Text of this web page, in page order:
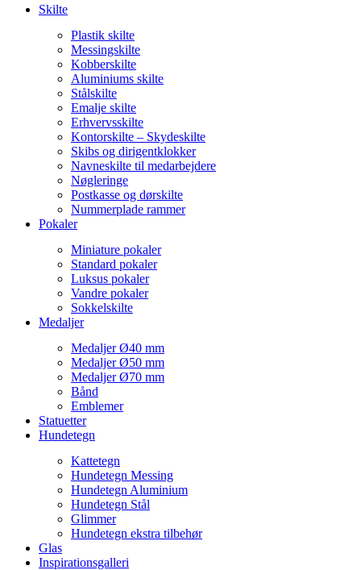
Skilte
Plastik skilte
Messingskilte
Kobberskilte
Aluminiums skilte
Stålskilte
Emalje skilte
Erhvervsskilte
Kontorskilte – Skydeskilte
Skibs og dirigentklokker
Navneskilte til medarbejdere
Nøgleringe
Postkasse og dørskilte
Nummerplade rammer
Pokaler
Miniature pokaler
Standard pokaler
Luksus pokaler
Vandre pokaler
Sokkelskilte
Medaljer
Medaljer Ø40 mm
Medaljer Ø50 mm
Medaljer Ø70 mm
Bånd
Emblemer
Statuetter
Hundetegn
Kattetegn
Hundetegn Messing
Hundetegn Aluminium
Hundetegn Stål
Glimmer
Hundetegn ekstra tilbehør
Glas
Inspirationsgalleri